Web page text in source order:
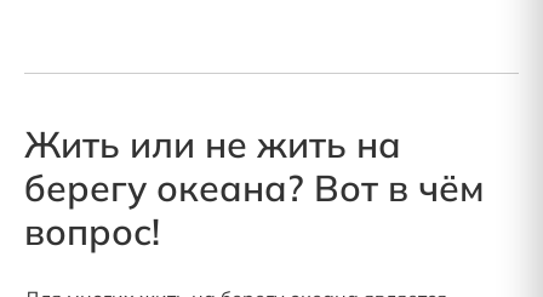
Жить или не жить на
берегу океана? Вот в чём
вопрос!